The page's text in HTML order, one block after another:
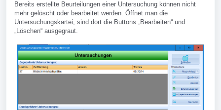
Bereits erstellte Beurteilungen einer Untersuchung können nicht
mehr gelöscht oder bearbeitet werden. Öffnet man die
Untersuchungskartei, sind dort die Buttons „Bearbeiten“ und
„Löschen“ ausgegraut.